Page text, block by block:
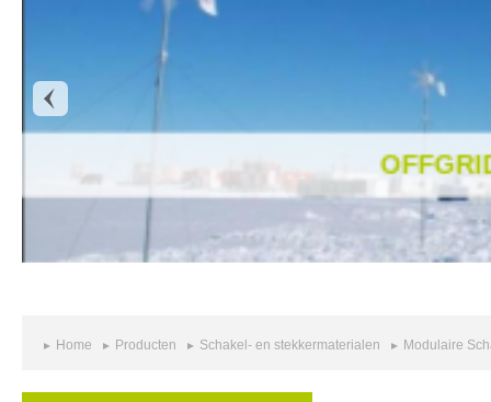
Home Producten Schakel- en stekkermaterialen Modulaire